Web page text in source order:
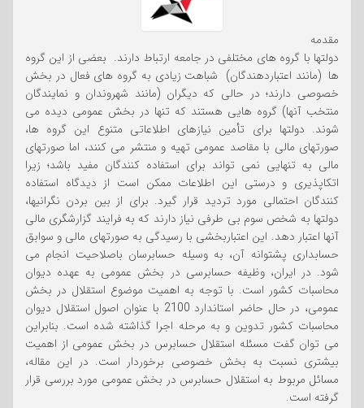
مقدمه
دولتها با گروه های مختلفی در جامعه ارتباط دارند. بعضی از این گروه
ها (مانند اعتباردهندگان) شباهت زیادی به گروه های فعال در بخش
خصوصی دارند؛ در حالی که دیگران (مانند شهروندان و نمایندگان
منتخب آنها) گروه هایی هستند که تنها در بخش عمومی دیده می
شوند. دولتها برای تأمین نیازهای اطلاعاتی متنوع این گروه ها،
صورتهای مالی با مقاصد عمومی تهیه و منتشر می کنند، اما صورتهای
مالی به تنهایی نمی تواند برای استفاده کنندگان مفید باشد؛ زیرا
اتکاپذیری و درستی این اطلاعات ممکن است از دیدگاه استفاده
کنندگان احتمالی مورد تردید قرار گیرد. برای از بین بردن نگرانیها،
دولتها به شخص سوم بی طرفی نیاز دارند که به فرایند گزارشگری مالی
آنها اعتبار دهد. این اعتباربخشی با رسیدگی به صورتهای مالی و سوابق
حسابداری پشتوانه آن، به وسیله حسابرسان باصلاحیت انجام می
شود. در ایران، وظیفه حسابرسی در بخش عمومی به عهده دیوان
محاسبات کشور است. با توجه به اهمیت موضوع استقلال در بخش
عمومی، در حال حاضر استاندارد 2100 با عنوان اصول استقلال دیوان
محاسبات کشور تدوین و به مرحله اجرا گذاشته شده است. بنابراین
می توان گفت مسئله استقلال حسابرس در بخش عمومی از اهمیت
بیشتری نسبت به بخش خصوصی برخوردار است. در این مقاله،
مسائل مربوط به استقلال حسابرس در بخش عمومی مورد بررسی قرار
گرفته است.